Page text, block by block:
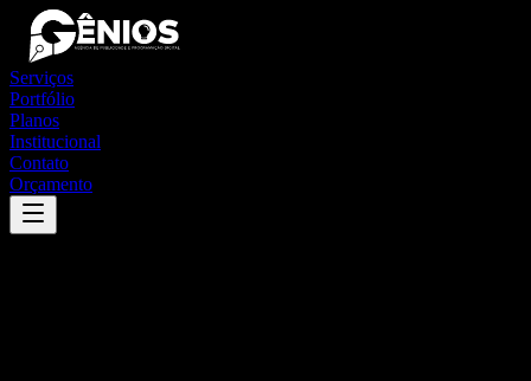
Serviços
Portfólio
Planos
Institucional
Contato
Orçamento